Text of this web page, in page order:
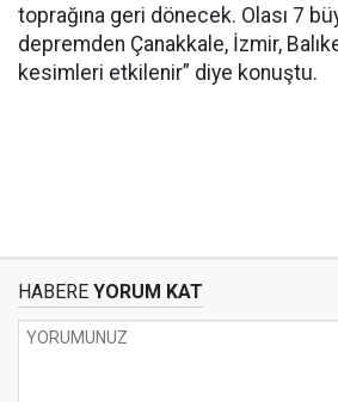
toprağına geri dönecek. Olası 7
depremden Çanakkale, İzmir,
kesimleri etkilenir” diye konuştu.
HABERE YORUM KAT